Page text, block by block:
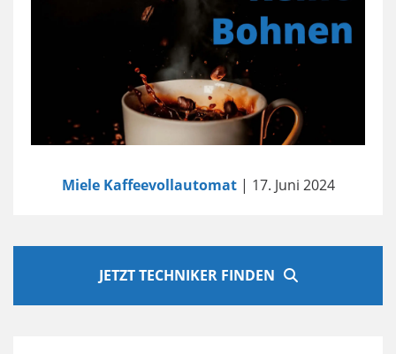
Miele Kaffeevollautomat| 17. Juni 2024
JETZT TECHNIKER FINDEN